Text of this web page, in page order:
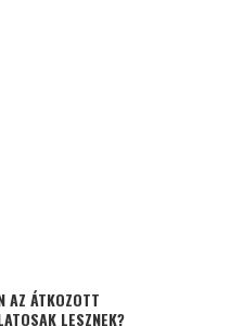
AZ ÁTKOZOTT
LESZNEK?